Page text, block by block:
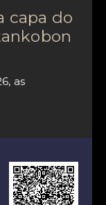
capa do
as